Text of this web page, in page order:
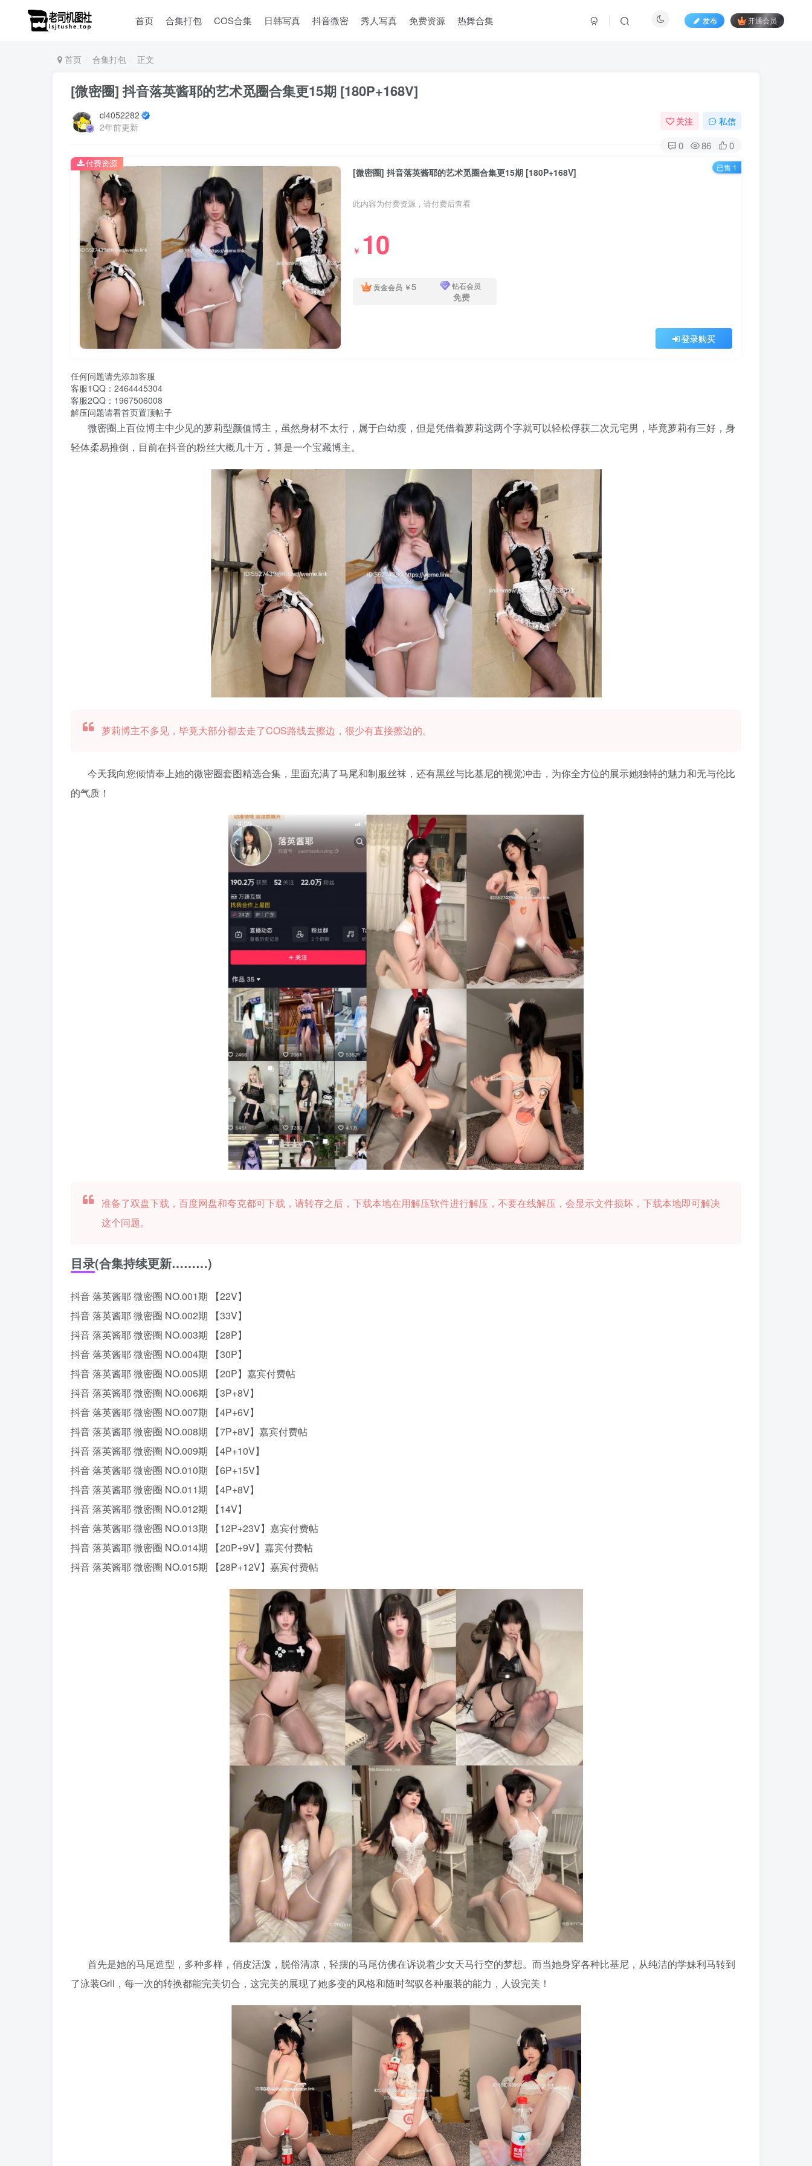
首页 合集打包 COS合集 日韩写真 抖音微密 秀人写真 免费资源 热舞合集 发布 开通会员
首页 合集打包 正文
[微密圈] 抖音落英酱耶的艺术觅圈合集更15期 [180P+168V]
cl4052282
2年前更新
关注 私信
0 86 0
[微密圈] 抖音落英酱耶的艺术觅圈合集更15期 [180P+168V]
此内容为付费资源，请付费后查看
￥ 10
黄金会员 ￥5 钻石会员
免费
登录购买
付费资源 已售 1
任何问题请先添加客服
客服1QQ：2464445304
客服2QQ：1967506008
解压问题请看首页置顶帖子
微密圈上百位博主中少见的萝莉型颜值博主，虽然身材不太行，属于白幼瘦，但是凭借着萝莉这两个字就可以轻松俘获二次元宅男，毕竟萝莉有三好，身
轻体柔易推倒，目前在抖音的粉丝大概几十万，算是一个宝藏博主。
萝莉博主不多见，毕竟大部分都去走了COS路线去擦边，很少有直接擦边的。
今天我向您倾情奉上她的微密圈套图精选合集，里面充满了马尾和制服丝袜，还有黑丝与比基尼的视觉冲击，为你全方位的展示她独特的魅力和无与伦比
的气质！
准备了双盘下载，百度网盘和夸克都可下载，请转存之后，下载本地在用解压软件进行解压，不要在线解压，会显示文件损坏，下载本地即可解决
这个问题。
目录(合集持续更新………)
抖音 落英酱耶 微密圈 NO.001期 【22V】
抖音 落英酱耶 微密圈 NO.002期 【33V】
抖音 落英酱耶 微密圈 NO.003期 【28P】
抖音 落英酱耶 微密圈 NO.004期 【30P】
抖音 落英酱耶 微密圈 NO.005期 【20P】嘉宾付费帖
抖音 落英酱耶 微密圈 NO.006期 【3P+8V】
抖音 落英酱耶 微密圈 NO.007期 【4P+6V】
抖音 落英酱耶 微密圈 NO.008期 【7P+8V】嘉宾付费帖
抖音 落英酱耶 微密圈 NO.009期 【4P+10V】
抖音 落英酱耶 微密圈 NO.010期 【6P+15V】
抖音 落英酱耶 微密圈 NO.011期 【4P+8V】
抖音 落英酱耶 微密圈 NO.012期 【14V】
抖音 落英酱耶 微密圈 NO.013期 【12P+23V】嘉宾付费帖
抖音 落英酱耶 微密圈 NO.014期 【20P+9V】嘉宾付费帖
抖音 落英酱耶 微密圈 NO.015期 【28P+12V】嘉宾付费帖
首先是她的马尾造型，多种多样，俏皮活泼，脱俗清凉，轻摆的马尾仿佛在诉说着少女天马行空的梦想。而当她身穿各种比基尼，从纯洁的学妹利马转到
了泳装Gril，每一次的转换都能完美切合，这完美的展现了她多变的风格和随时驾驭各种服装的能力，人设完美！